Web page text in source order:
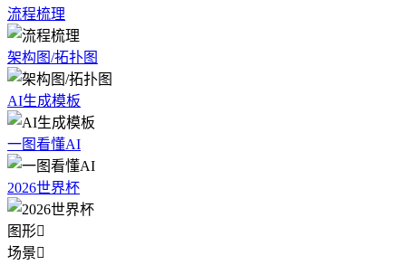
流程梳理
架构图/拓扑图
AI生成模板
一图看懂AI
2026世界杯
图形
场景